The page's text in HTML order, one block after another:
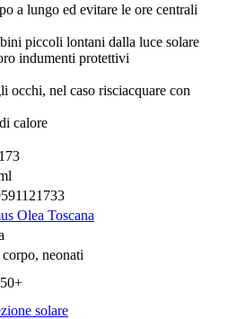
a lungo ed evitare le ore centrali
piccoli lontani dalla luce solare
indumenti protettivi
occhi, nel caso risciacquare con
calore
Olea Toscana
neonati
solare